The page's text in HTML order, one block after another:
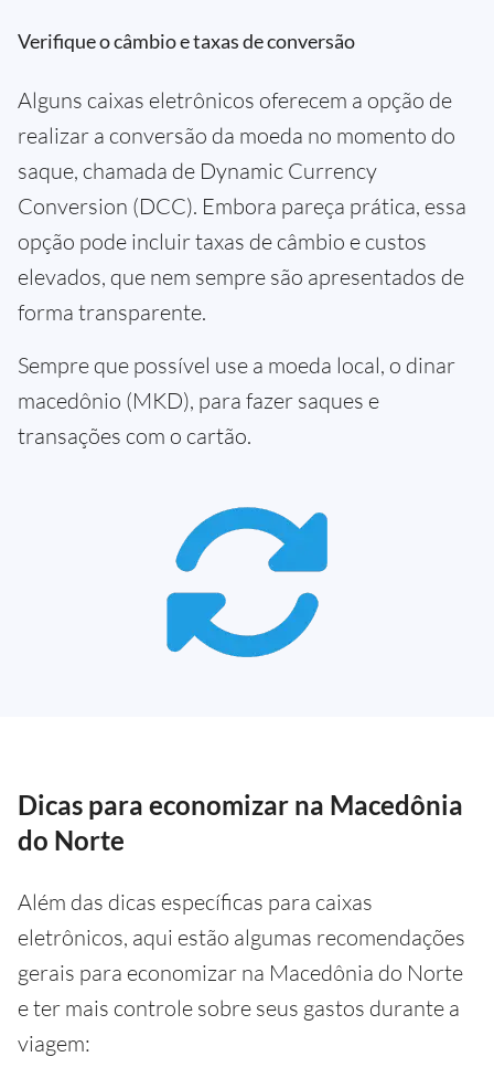
Verifique o câmbio e taxas de conversão
Alguns caixas eletrônicos oferecem a opção de
realizar a conversão da moeda no momento do
saque, chamada de Dynamic Currency
Conversion (DCC). Embora pareça prática, essa
opção pode incluir taxas de câmbio e custos
elevados, que nem sempre são apresentados de
forma transparente.
Sempre que possível use a moeda local, o dinar
macedônio (MKD), para fazer saques e
transações com o cartão.
Dicas para economizar na Macedônia
do Norte
Além das dicas específicas para caixas
eletrônicos, aqui estão algumas recomendações
gerais para economizar na Macedônia do Norte
e ter mais controle sobre seus gastos durante a
viagem: